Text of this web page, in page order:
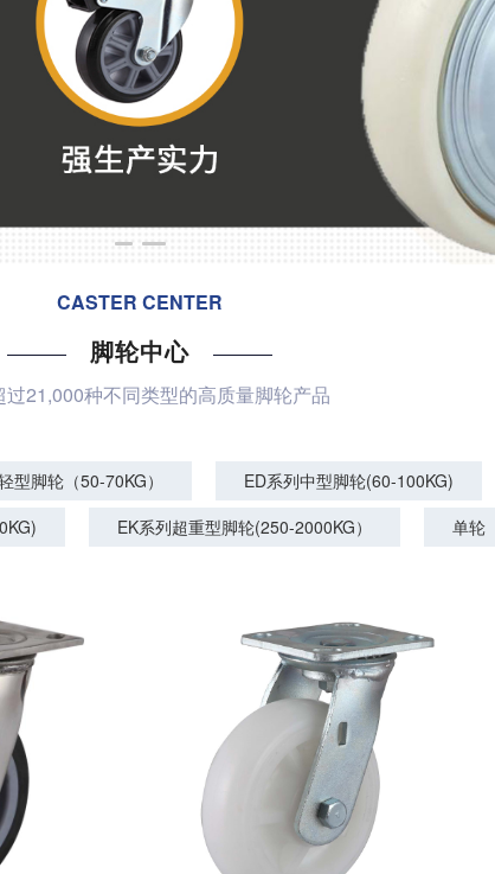
CASTER CENTER
脚轮中心
过21,000种不同类型的高质量脚轮产品
型脚轮（50-70KG） ED系列中型脚轮(60-100KG)
EK系列超重型脚轮(250-2000KG） 单轮